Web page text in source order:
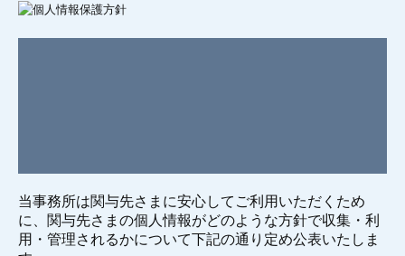
経営者の方
個人の方
当事務所は関与先さまに安心してご利用いただくため
に、関与先さまの個人情報がどのような方針で収集・利
用・管理されるかについて下記の通り定め公表いたしま